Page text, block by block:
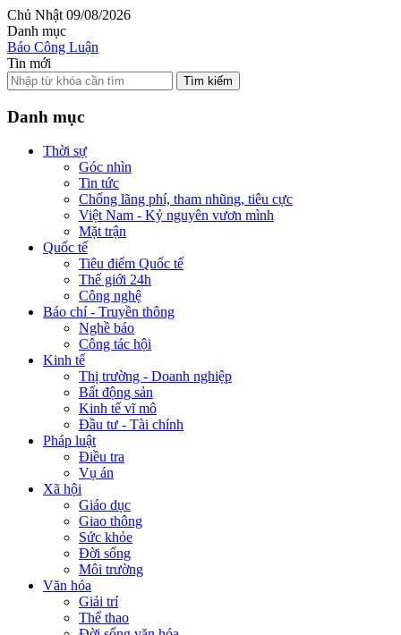
Chủ Nhật 09/08/2026
Danh mục
Báo Công Luận
Tin mới
Tìm kiếm
Danh mục
Thời sự
Góc nhìn
Tin tức
Chống lãng phí, tham nhũng, tiêu cực
Việt Nam - Kỷ nguyên vươn mình
Mặt trận
Quốc tế
Tiêu điểm Quốc tế
Thế giới 24h
Công nghệ
Báo chí - Truyền thông
Nghề báo
Công tác hội
Kinh tế
Thị trường - Doanh nghiệp
Bất động sản
Kinh tế vĩ mô
Đầu tư - Tài chính
Pháp luật
Điều tra
Vụ án
Xã hội
Giáo dục
Giao thông
Sức khỏe
Đời sống
Môi trường
Văn hóa
Giải trí
Thể thao